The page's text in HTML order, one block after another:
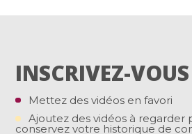
INSCRIVEZ-VOUS
Mettez des vidéos en favori
Ajoutez des vidéos à regarder
conservez votre historique de